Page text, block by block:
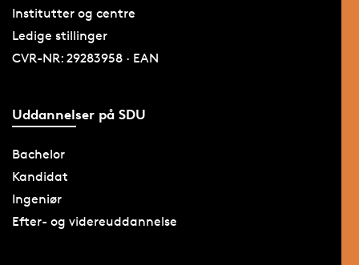
Institutter og centre
Ledige stillinger
CVR-NR: 29283958 · EAN
Uddannelser på SDU
Bachelor
Kandidat
Ingeniør
Efter- og videreuddannelse